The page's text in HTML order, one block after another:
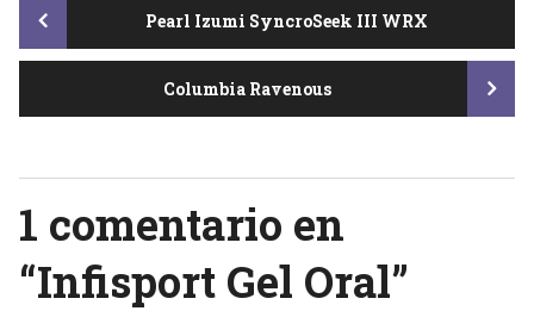
Post
navigation
Pearl Izumi SyncroSeek III WRX
Columbia Ravenous
1 comentario en
“Infisport Gel Oral”